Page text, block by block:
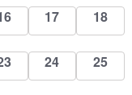
0
események
17
0
18
0
események
24
0
25